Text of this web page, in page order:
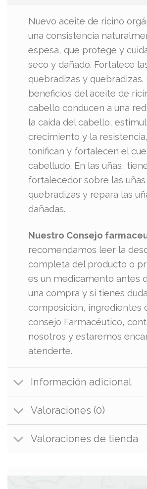
Nuevo aceite de ricino
una consistencia
espesa, que protege y
seco y dañado. Fortalece
quebradizas y quebradizas.
beneficios del aceite de
cabello conducen a una
la caída del cabello,
crecimiento y la
tonifican y fortalecen el
cabelludo. En las uñas,
fortalecedor sobre las uñas
quebradizas y repara las
dañadas.
Nuestro Consejo
recomendamos leer la
completa del producto o
es un medicamento antes
una compra y si tienes
composición, ingredientes
consejo Farmacéutico,
nosotros y estaremos
atenderte.
Información adicional
Valoraciones (0)
Valoraciones de tienda